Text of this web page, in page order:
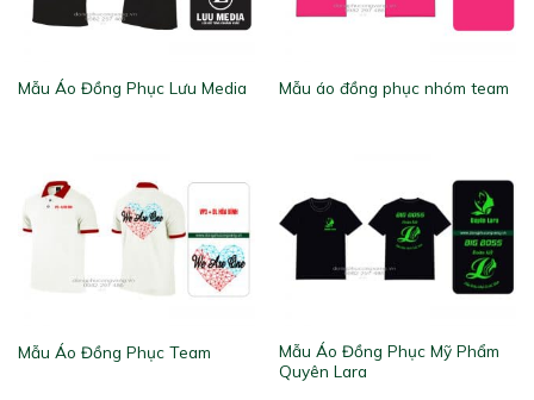
Mẫu Áo Đồng Phục Lưu Media Mẫu áo đồng phục nhóm team
Mẫu Áo Đồng Phục Team
Mẫu Áo Đồng Phục Mỹ Phẩm
Quyên Lara